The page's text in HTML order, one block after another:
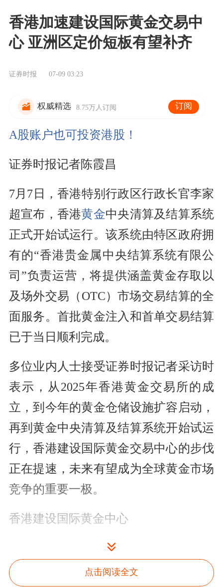
香港加速建设国际黄金交易中
心 亚洲区定价短板有望补齐
证券时报 07-09 03:23
权威精选 8.75万人订阅 订阅
A股账户也可投资港股！
证券时报记者陈霞昌
7月7日，香港特别行政区行政长官李家
超宣布，香港黄金中央清算及结算系统
正式开始试运行。该系统由特区政府拥
有的“香港贵金属中央结算系统有限公
司”负责运营，将提供涵盖黄金存取以
及场外交易（OTC）市场交易结算的全
面服务。首批黄金注入和首单交易结算
已于当日顺利完成。
多位业内人士接受证券时报记者采访时
表示，从2025年香港黄金交易所的成
立，到今年的黄金仓储设施扩容启动，
再到黄金中央清算及结算系统开始试运
行，香港建设国际黄金交易中心的步伐
正在提速，未来有望成为全球黄金市场
竞争的重要一极。
香港建设国际黄金中心
“国家‘十五五’规划纲要明确提出支持香
点击阅读全文